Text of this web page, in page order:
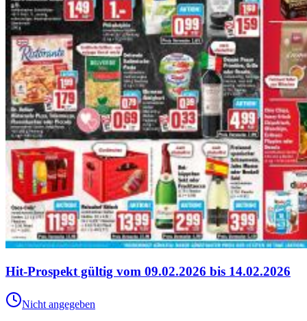
Hit-Prospekt gültig vom 09.02.2026 bis 14.02.2026
Nicht angegeben